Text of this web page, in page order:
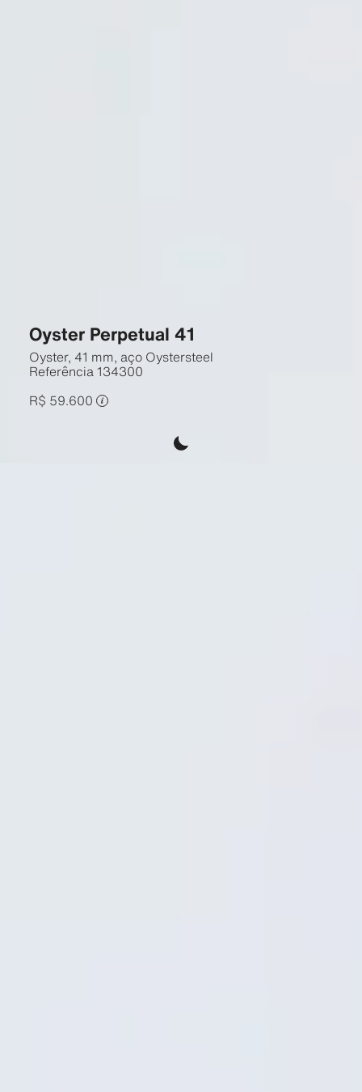
Oyster Perpetual 41
Oyster, 41 mm, aço Oystersteel
Referência134300
R$ 59.600